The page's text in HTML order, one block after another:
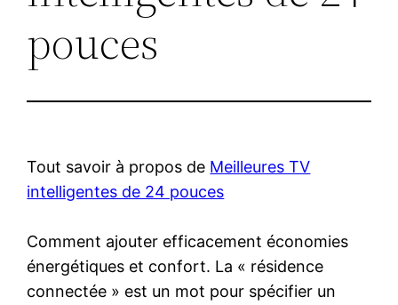
pouces
Tout savoir à propos de Meilleures TV
intelligentes de 24 pouces
Comment ajouter efficacement économies
énergétiques et confort. La « résidence
connectée » est un mot pour spécifier un